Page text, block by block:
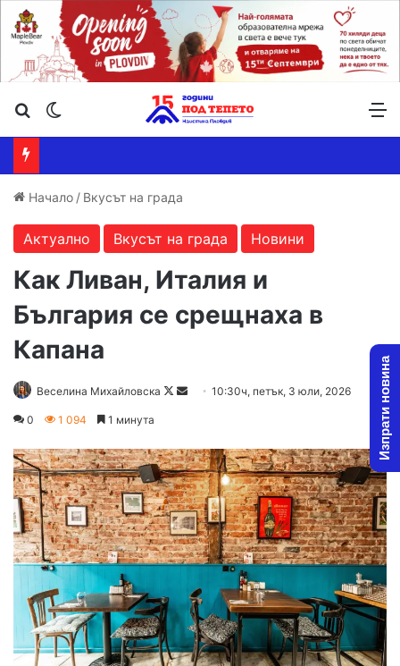
Търсене ...
Начало / Вкусът на града
Актуално Вкусът на града Новини
Как Ливан, Италия и
България се срещнаха в
Капана
Веселина Михайловска
Follow
Send10:30ч, петък, 3 юли, 2026
0 1 094 1 минута Изпрати новина